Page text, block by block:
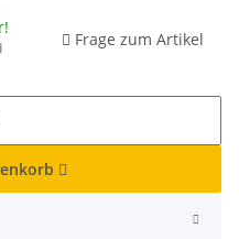
Frage zum Artikel